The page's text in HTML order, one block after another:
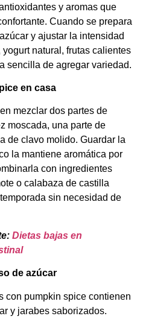
y aromas que
Cuando se prepara
y ajustar la intensidad
natural, frutas calientes
sencilla de agregar variedad.
en casa
mezclar dos partes de
moscada, una parte de
de clavo molido. Guardar la
la mantiene aromática por
con ingredientes
o calabaza de castilla
sin necesidad de
Dietas bajas en
de azúcar
con pumpkin spice contienen
y jarabes saborizados.